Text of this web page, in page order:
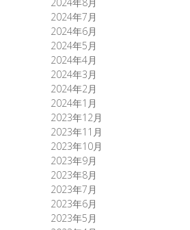
2024年7月
2024年6月
2024年5月
2024年4月
2024年3月
2024年2月
2024年1月
2023年12月
2023年11月
2023年10月
2023年9月
2023年8月
2023年7月
2023年6月
2023年5月